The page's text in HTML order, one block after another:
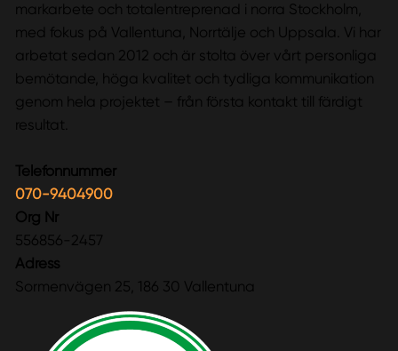
markarbete och totalentreprenad i norra Stockholm,
med fokus på Vallentuna, Norrtälje och Uppsala. Vi har
arbetat sedan 2012 och är stolta över vårt personliga
bemötande, höga kvalitet och tydliga kommunikation
genom hela projektet – från första kontakt till färdigt
resultat.
Telefonnummer
070-9404900
Org Nr
556856-2457
Adress
Sormenvägen 25, 186 30 Vallentuna